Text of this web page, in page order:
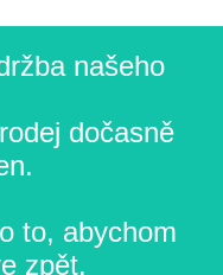
našeho
dočasně
to, abychom
zpět.